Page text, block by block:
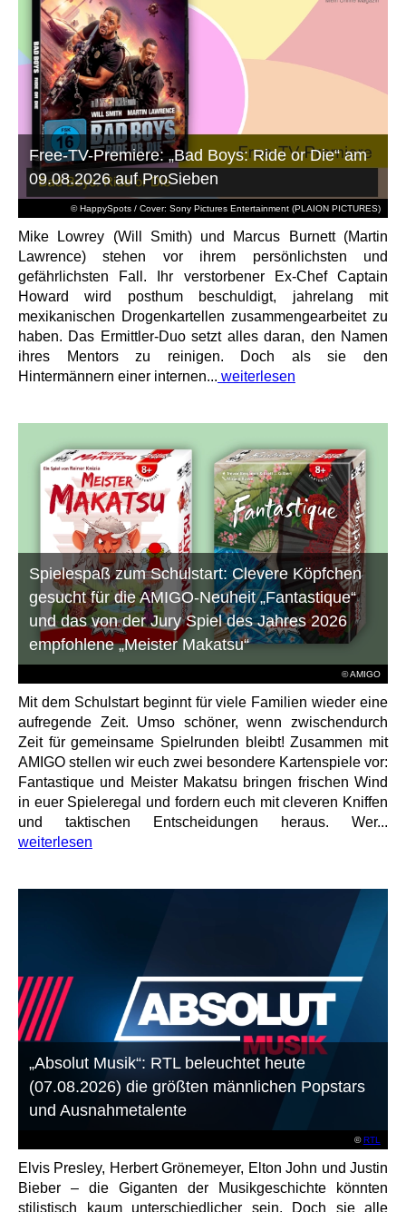
© HappySpots / Cover: Sony Pictures Entertainment (PLAION PICTURES)
Free-TV-Premiere: „Bad Boys: Ride or Die“ am
09.08.2026 auf ProSieben
Mike Lowrey (Will Smith) und Marcus Burnett (Martin
Lawrence) stehen vor ihrem persönlichsten und
gefährlichsten Fall. Ihr verstorbener Ex-Chef Captain
Howard wird posthum beschuldigt, jahrelang mit
mexikanischen Drogenkartellen zusammengearbeitet zu
haben. Das Ermittler-Duo setzt alles daran, den Namen
ihres Mentors zu reinigen. Doch als sie den
Hintermännern einer internen... weiterlesen
© AMIGO
Spielespaß zum Schulstart: Clevere Köpfchen
gesucht für die AMIGO-Neuheit „Fantastique“
und das von der Jury Spiel des Jahres 2026
empfohlene „Meister Makatsu“
Mit dem Schulstart beginnt für viele Familien wieder eine
aufregende Zeit. Umso schöner, wenn zwischendurch
Zeit für gemeinsame Spielrunden bleibt! Zusammen mit
AMIGO stellen wir euch zwei besondere Kartenspiele vor:
Fantastique und Meister Makatsu bringen frischen Wind
in euer Spieleregal und fordern euch mit cleveren Kniffen
und taktischen Entscheidungen heraus. Wer...
weiterlesen
©RTL
„Absolut Musik“: RTL beleuchtet heute
(07.08.2026) die größten männlichen Popstars
und Ausnahmetalente
Elvis Presley, Herbert Grönemeyer, Elton John und Justin
Bieber – die Giganten der Musikgeschichte könnten
stilistisch kaum unterschiedlicher sein. Doch sie alle